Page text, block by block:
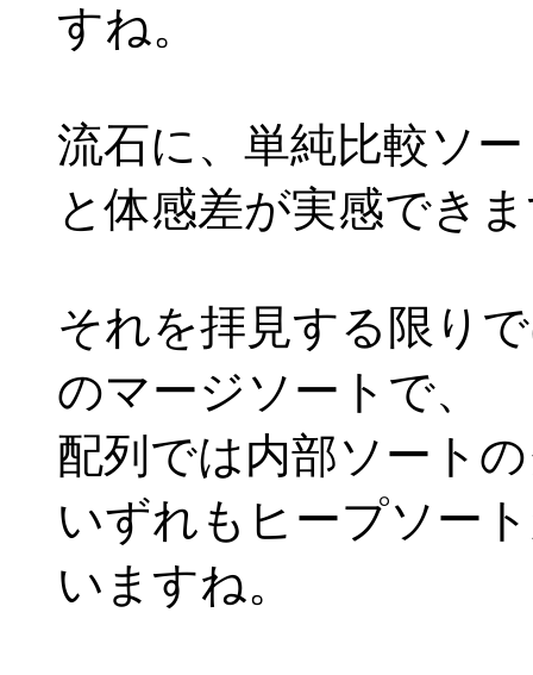
すね。
流石に、単純比較ソ
と体感差が実感でき
それを拝見する限り
のマージソートで、
配列では内部ソート
いずれもヒープソー
いますね。